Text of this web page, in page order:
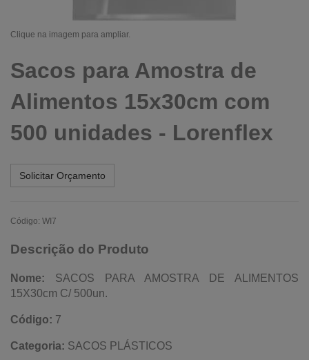
Clique na imagem para ampliar.
Sacos para Amostra de
Alimentos 15x30cm com
500 unidades - Lorenflex
Solicitar Orçamento
Código: WI7
Descrição do Produto
Nome: SACOS PARA AMOSTRA DE ALIMENTOS
15X30cm C/ 500un.
Código: 7
Categoria: SACOS PLÁSTICOS